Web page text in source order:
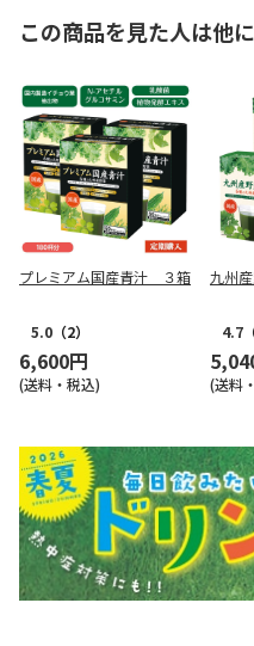
この商品を見た人は他
プレミアム国産青汁 ３箱
5.0 （2）
6,600円
(送料・税込)
九州
4.7
(送料